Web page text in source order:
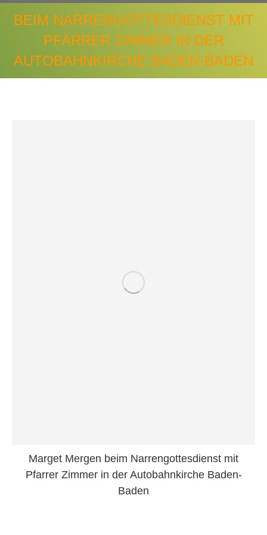
BEIM NARRENGOTTESDIENST MIT
PFARRER ZIMMER IN DER
AUTOBAHNKIRCHE BADEN-BADEN
Marget Mergen beim Narrengottesdienst mit
Pfarrer Zimmer in der Autobahnkirche Baden-
Baden